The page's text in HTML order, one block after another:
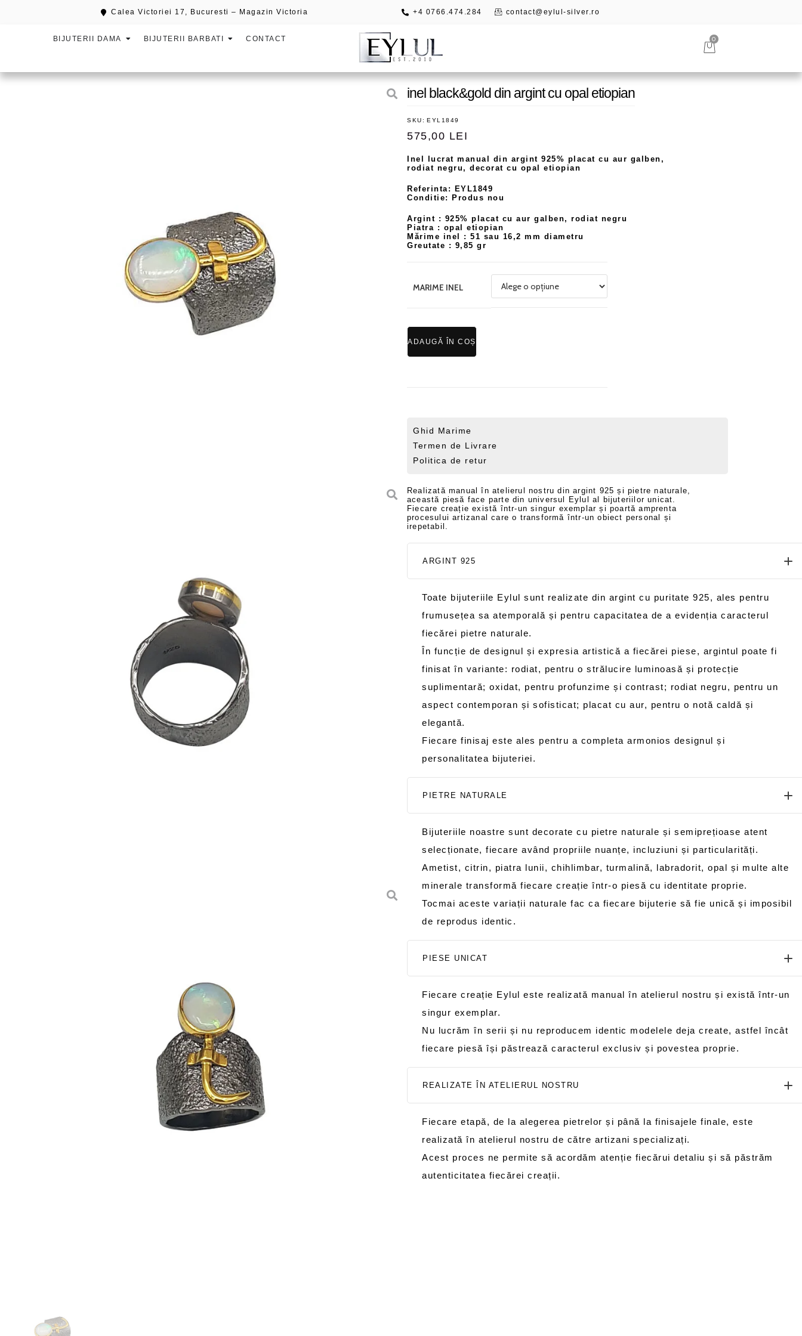
Calea Victoriei 17, Bucuresti – Magazin Victoria +4 0766.474.284 contact@eylul-silver.ro
BIJUTERII DAMA BIJUTERII BARBATI CONTACT 0
inel black&gold din argint cu opal etiopian
SKU: EYL1849
575,00 LEI
Inel lucrat manual din argint 925% placat cu aur galben,
rodiat negru, decorat cu opal etiopian
Referinta: EYL1849
Conditie: Produs nou
Argint : 925% placat cu aur galben, rodiat negru
Piatra : opal etiopian
Mărime inel : 51 sau 16,2 mm diametru
Greutate : 9,85 gr
MARIME INEL
ADAUGĂ ÎN COȘ
Ghid Marime
Termen de Livrare
Politica de retur
Realizată manual în atelierul nostru din argint 925 și pietre naturale,
această piesă face parte din universul Eylul al bijuteriilor unicat.
Fiecare creație există într-un singur exemplar și poartă amprenta
procesului artizanal care o transformă într-un obiect personal și
irepetabil.
ARGINT 925
Toate bijuteriile Eylul sunt realizate din argint cu puritate 925, ales pentru
frumusețea sa atemporală și pentru capacitatea de a evidenția caracterul
fiecărei pietre naturale.
În funcție de designul și expresia artistică a fiecărei piese, argintul poate fi
finisat în variante: rodiat, pentru o strălucire luminoasă și protecție
suplimentară; oxidat, pentru profunzime și contrast; rodiat negru, pentru un
aspect contemporan și sofisticat; placat cu aur, pentru o notă caldă și
elegantă.
Fiecare finisaj este ales pentru a completa armonios designul și
personalitatea bijuteriei.
PIETRE NATURALE
Bijuteriile noastre sunt decorate cu pietre naturale și semiprețioase atent
selecționate, fiecare având propriile nuanțe, incluziuni și particularități.
Ametist, citrin, piatra lunii, chihlimbar, turmalină, labradorit, opal și multe alte
minerale transformă fiecare creație într-o piesă cu identitate proprie.
Tocmai aceste variații naturale fac ca fiecare bijuterie să fie unică și imposibil
de reprodus identic.
PIESE UNICAT
Fiecare creație Eylul este realizată manual în atelierul nostru și există într-un
singur exemplar.
Nu lucrăm în serii și nu reproducem identic modelele deja create, astfel încât
fiecare piesă își păstrează caracterul exclusiv și povestea proprie.
REALIZATE ÎN ATELIERUL NOSTRU
Fiecare etapă, de la alegerea pietrelor și până la finisajele finale, este
realizată în atelierul nostru de către artizani specializați.
Acest proces ne permite să acordăm atenție fiecărui detaliu și să păstrăm
autenticitatea fiecărei creații.